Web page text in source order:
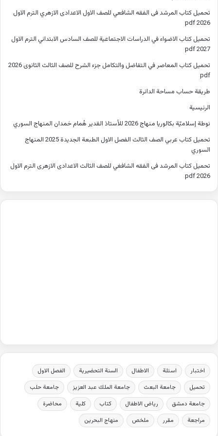
تحميل كتاب المرشد فى الفقه الشافعي للصف الاول الاعدادى الازهري الترم الاول
2026 pdf
تحميل كتاب الاضواء في الدراسات الاجتماعية للصف السادس الابتدائي الترم الاول
2027 pdf
تحميل كتاب المعاصر في التفاضل والتكامل جزء الشرح للصف الثالث الثانوى 2026
pdf
طريقة حساب مساحة الدائرة
الرئيسية
نوطة إسلاميّة بكالوريا منهاج 2026 للأستاذ القدير هُمام حَمدان المنهاج السوري
تحميل كتاب عربي الصف الثالث الفصل الاول الطبعة الجديدة 2025 المنهاج
السوري
تحميل كتاب المرشد فى الفقه الشافغي للصف الثالث الاعدادى الازهرى الترم الاول
2026 pdf
اختبار اسئلة الاطفال السنة التحضيرية
الفصل الاول
تحميل
جامعة البعث جامعة الملك عبد العزيز
جامعة حلب
جامعة دمشق
رياض الاطفال كتاب كلية
محاضرة
مراجعة
مقرر ملخص منهاج البحرين